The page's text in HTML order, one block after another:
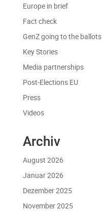
Europe in brief
Fact check
GenZ going to the ballots
Key Stories
Media partnerships
Post-Elections EU
Press
Videos
Archiv
August 2026
Januar 2026
Dezember 2025
November 2025